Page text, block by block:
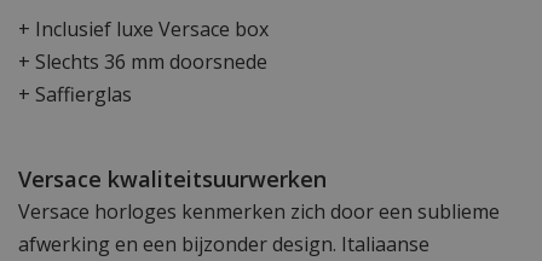
+ Inclusief luxe Versace box
+ Slechts 36 mm doorsnede
+ Saffierglas
Versace kwaliteitsuurwerken
Versace horloges kenmerken zich door een sublieme
afwerking en een bijzonder design. Italiaanse